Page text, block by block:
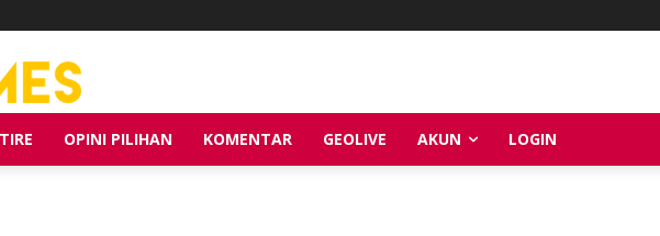
OPINI PILIHAN KOMENTAR GEOLIVE AKUN LOGIN